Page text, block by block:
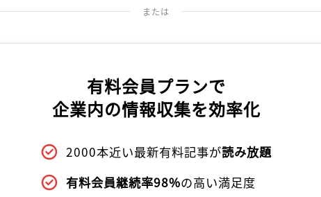
または
有料会員プランで
企業内の情報収集を効率化
2000本近い最新有料記事が読み放題
有料会員継続率98%の高い満足度
ログインが必要です
ログイン